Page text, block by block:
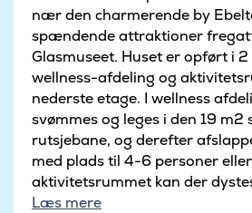
nær den charmerende by
spændende attraktioner
Glasmuseet. Huset er opført i
wellness-afdeling og
nederste etage. I wellness
svømmes og leges i den 19 m2
rutsjebane, og derefter
med plads til 4-6 personer
aktivitetsrummet kan der
Læs mere